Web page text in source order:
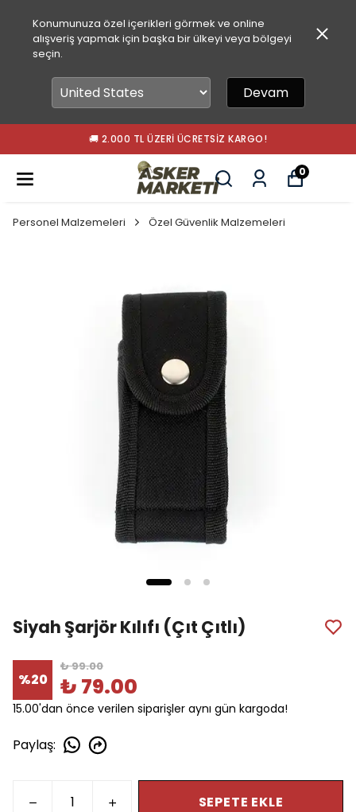
Konumunuza özel içerikleri görmek ve online
alışveriş yapmak için başka bir ülkeyi veya bölgeyi
seçin.
Devam
🚚 2.000 TL ÜZERI ÜCRETSIZ KARGO!
0
Personel Malzemeleri Özel Güvenlik Malzemeleri
Siyah Şarjör Kılıfı (Çıt Çıtlı)
%20
₺ 99.00
₺ 79.00
15.00'dan önce verilen siparişler aynı gün kargoda!
Paylaş:
SEPETE EKLE